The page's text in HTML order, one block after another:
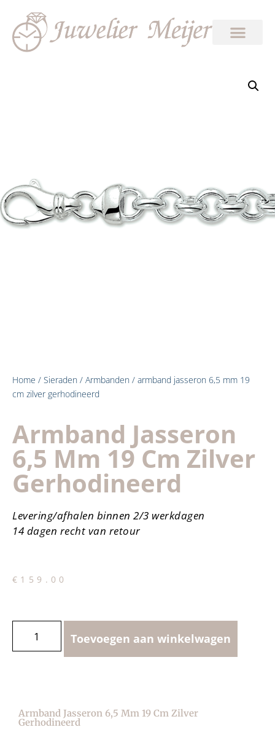
Home / Sieraden / Armbanden / armband jasseron 6,5 mm 19
cm zilver gerhodineerd
Armband Jasseron
6,5 Mm 19 Cm Zilver
Gerhodineerd
Levering/afhalen binnen 2/3 werkdagen
14 dagen recht van retour
€ 159.00
Toevoegen aan winkelwagen
Armband Jasseron 6,5 Mm 19 Cm Zilver
Gerhodineerd